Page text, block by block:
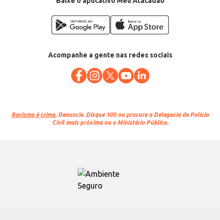
Acompanhe a gente nas redes sociais
Racismo é crime. Denuncie. Disque 100 ou procure a Delegacia de Polícia
Civil mais próxima ou o Ministério Público.